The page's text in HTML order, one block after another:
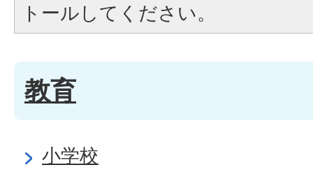
トールしてください。
教育
小学校